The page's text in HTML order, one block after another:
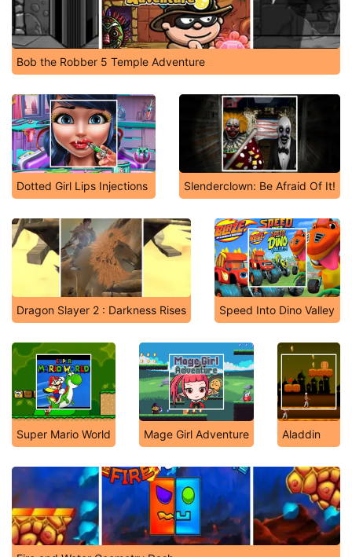
Bob the Robber 5 Temple Adventure
Dotted Girl Lips Injections Slenderclown: Be Afraid Of It!
Dragon Slayer 2 : Darkness Rises Speed Into Dino Valley
Super Mario World Mage Girl Adventure Aladdin